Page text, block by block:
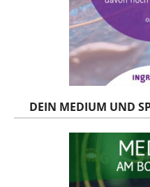
DEIN MEDIUM UND